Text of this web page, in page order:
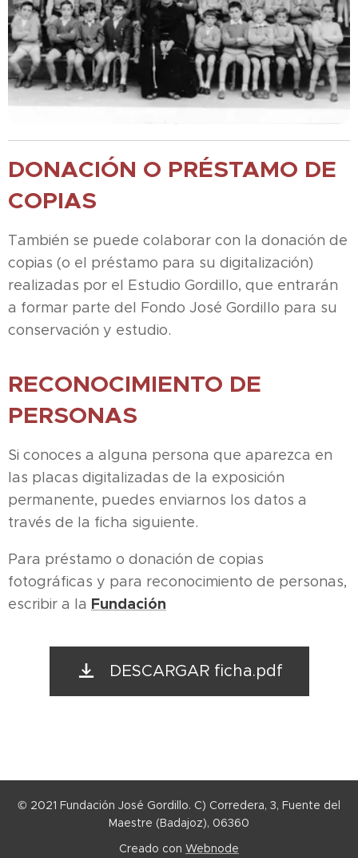
DONACIÓN O PRÉSTAMO DE
COPIAS
También se puede colaborar con la donación de
copias (o el préstamo para su digitalización)
realizadas por el Estudio Gordillo, que entrarán
a formar parte del Fondo José Gordillo para su
conservación y estudio.
RECONOCIMIENTO DE
PERSONAS
Si conoces a alguna persona que aparezca en
las placas digitalizadas de la exposición
permanente, puedes enviarnos los datos a
través de la ficha siguiente.
Para préstamo o donación de copias
fotográficas y para reconocimiento de personas,
escribir a la Fundación
DESCARGAR ficha.pdf
© 2021 Fundación José Gordillo. C) Corredera, 3, Fuente del
Maestre (Badajoz), 06360
Creado con Webnode